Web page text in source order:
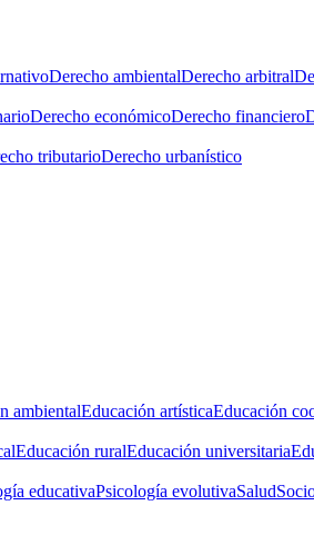
Derecho ambientalDerecho arbitral
Derecho económicoDerecho financiero
tributarioDerecho urbanístico
ambientalEducación artísticaEducación
Educación ruralEducación universitaria
educativaPsicología evolutivaSalud